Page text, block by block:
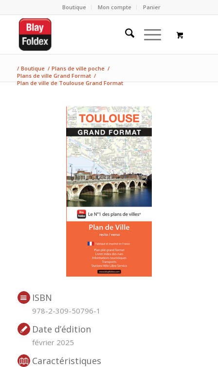
Boutique Mon compte Panier
/ Boutique / Plans de ville poche /
Plans de ville Grand Format /
Plan de ville de Toulouse Grand Format
ISBN
978-2-309-50796-1
Date d’édition
février 2025
Caractéristiques